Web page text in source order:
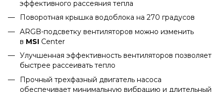
эффективного рассеяния тепла
Поворотная крышка водоблока на 270 градусов
ARGB-подсветку вентиляторов можно изменить
в MSI Center
Улучшенная эффективность вентиляторов позволяет
быстрее рассеивать тепло
Прочный трехфазный двигатель насоса
обеспечивает минимальную вибрацию и длительный